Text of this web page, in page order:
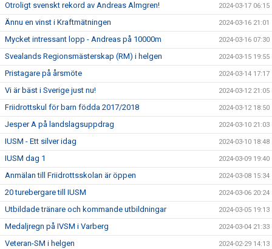
Otroligt svenskt rekord av Andreas Almgren! 2024-03-17 06:15
Ännu en vinst i Kraftmätningen 2024-03-16 21:01
Mycket intressant lopp - Andreas på 10000m 2024-03-16 07:30
Svealands Regionsmästerskap (RM) i helgen 2024-03-15 19:55
Pristagare på årsmöte 2024-03-14 17:17
Vi är bäst i Sverige just nu! 2024-03-12 21:05
Friidrottskul för barn födda 2017/2018 2024-03-12 18:50
Jesper A på landslagsuppdrag 2024-03-10 21:03
IUSM - Ett silver idag 2024-03-10 18:48
IUSM dag 1 2024-03-09 19:40
Anmälan till Friidrottsskolan är öppen 2024-03-08 15:34
20 turebergare till IUSM 2024-03-06 20:24
Utbildade tränare och kommande utbildningar 2024-03-05 19:13
Medaljregn på IVSM i Varberg 2024-03-04 21:33
Veteran-SM i helgen 2024-02-29 14:13